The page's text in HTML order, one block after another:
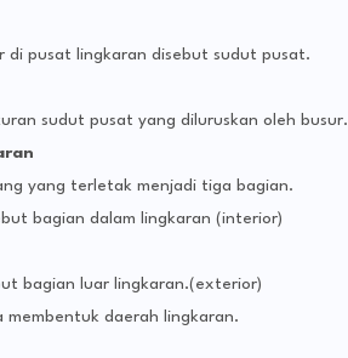
di pusat lingkaran disebut sudut pusat.
sudut pusat yang diluruskan oleh busur.
yang terletak menjadi tiga bagian.
bagian dalam lingkaran (interior)
bagian luar lingkaran.(exterior)
membentuk daerah lingkaran.